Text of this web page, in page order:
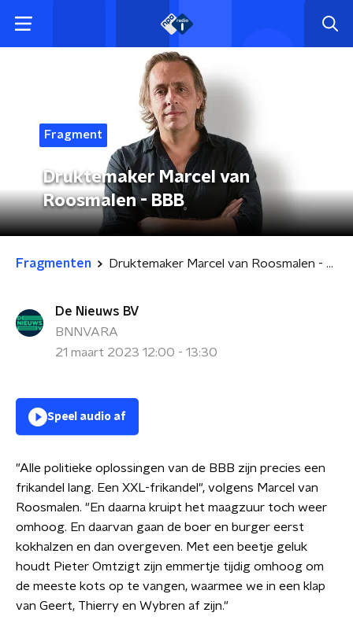
Fragment
Druktemaker Marcel van
Roosmalen - BBB
Fragmenten Druktemaker Marcel van Roosmalen - BBB
De Nieuws BV
BNNVARA
21 maart 2023 12:00 - 13:30
Speel audio af
"Alle politieke oplossingen van de BBB zijn precies een
frikandel lang. Een XXL-frikandel", volgens Marcel van
Roosmalen. "En daarna kruipt het maagzuur toch weer
omhoog. En daarvan gaan de boer en burger eerst
kokhalzen en dan overgeven. Met een beetje geluk
houdt Pieter Omtzigt zijn emmertje tijdig omhoog om
de meeste kots op te vangen, waarmee we in een klap
van Geert, Thierry en Wybren af zijn."